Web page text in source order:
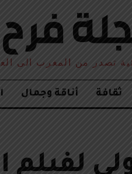
تصدر من المغرب الى
ثقافة أناقة وجمال